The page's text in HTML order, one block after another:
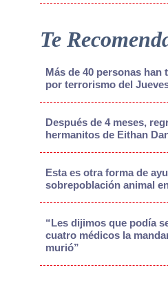
Te
Más de 40 personas
por terrorismo del
Después de 4 meses,
hermanitos de Eithan
Esta es otra forma de
sobrepoblación animal
“Les dijimos que podía
cuatro médicos la
murió”